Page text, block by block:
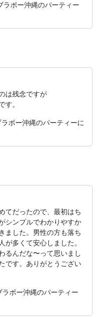
ボー沖縄のパーティー
は残念ですが
す。
ボー沖縄のパーティーに
てだったので、最初はち
シンプルでわかりやすか
ました。男性の方も落ち
多くて安心しました。
るんだな〜って思いまし
です。ありがとうござい
ボー沖縄のパーティー